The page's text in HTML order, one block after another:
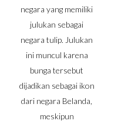
negara yang memiliki
julukan sebagai
negara tulip. Julukan
ini muncul karena
bunga tersebut
dijadikan sebagai ikon
dari negara Belanda,
meskipun